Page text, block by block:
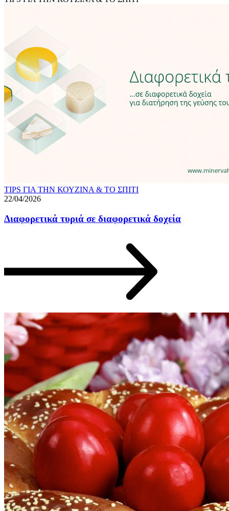
ΤIPS ΓΙΑ ΤΗΝ ΚΟΥΖΙΝΑ & ΤΟ ΣΠΙΤΙ
22/04/2026
Διαφορετικά τυριά σε διαφορετικά δοχεία